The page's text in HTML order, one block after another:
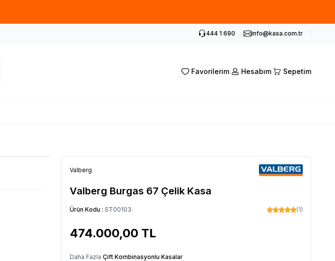
444 1 690 info@kasa.com.tr
Favorilerim Hesabım Sepetim
Valberg
Valberg Burgas 67 Çelik Kasa
Ürün Kodu : ST00103 (1)
474.000,00 TL
Daha Fazla Çift Kombinasyonlu Kasalar